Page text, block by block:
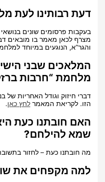
דעת רבותינו לעת
בעקבות פרסומים שונים
מצרף לכאן מאמר בו מובאים
והגר”א, הנוגעים במיוחד
המלאכים שבני
מלחמת “חרבות
דברי חיזוק וגודל האחריות של
הזו. לקריאת המאמרלחץ כאן.
האם חובתנו כעת
שמא להילחם?
מה חובתנו כעת – לחזור
למה מקפחים את